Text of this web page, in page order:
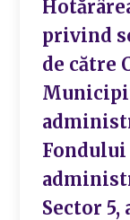
privind
de către
Sector